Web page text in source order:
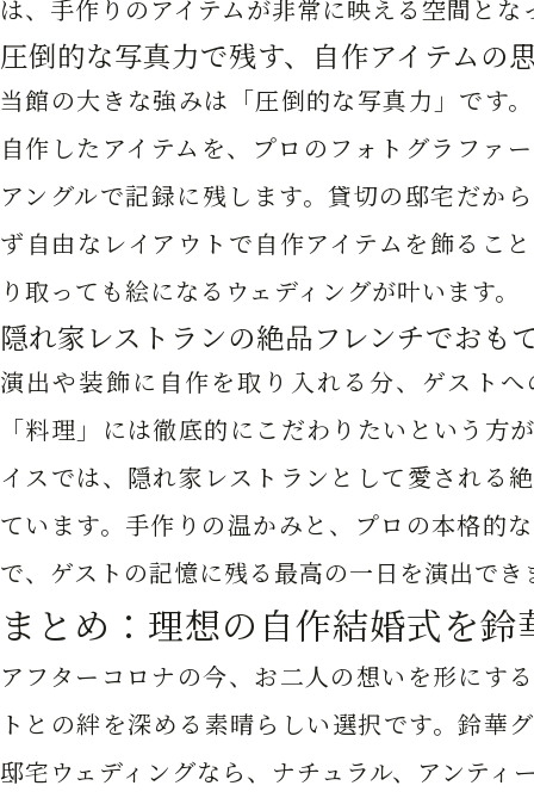
は、手作りのアイテムが非常に映える空間とな
圧倒的な写真力で残す、自作アイテムの
当館の大きな強みは「圧倒的な写真力」です
自作したアイテムを、プロのフォトグラファ
アングルで記録に残します。貸切の邸宅だか
ず自由なレイアウトで自作アイテムを飾るこ
り取っても絵になるウェディングが叶います。
隠れ家レストランの絶品フレンチでおも
演出や装飾に自作を取り入れる分、ゲスト
「料理」には徹底的にこだわりたいという方
イスでは、隠れ家レストランとして愛される
ています。手作りの温かみと、プロの本格的
で、ゲストの記憶に残る最高の一日を演出でき
まとめ：理想の自作結婚式を鈴
アフターコロナの今、お二人の想いを形にす
トとの絆を深める素晴らしい選択です。鈴華
邸宅ウェディングなら、ナチュラル、アンティ